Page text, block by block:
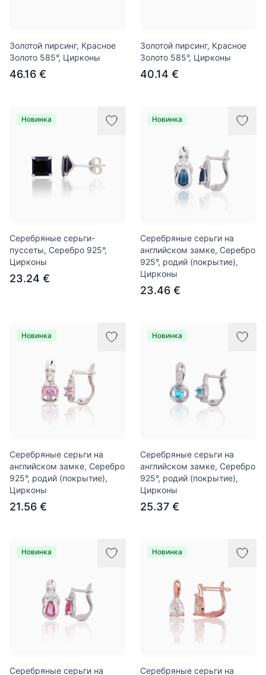
Золотой пирсинг, Красное
Золото 585°, Цирконы
46.16 €
Золотой пирсинг, Красное
Золото 585°, Цирконы
40.14 €
Новинка
Серебряные серьги-
пуссеты, Серебро 925°,
Цирконы
23.24 €
Новинка
Серебряные серьги на
английском замке, Серебро
925°, родий (покрытие),
Цирконы
23.46 €
Новинка
Серебряные серьги на
английском замке, Серебро
925°, родий (покрытие),
Цирконы
21.56 €
Новинка
Серебряные серьги на
английском замке, Серебро
925°, родий (покрытие),
Цирконы
25.37 €
Новинка
Серебряные серьги на
Новинка
Серебряные серьги на